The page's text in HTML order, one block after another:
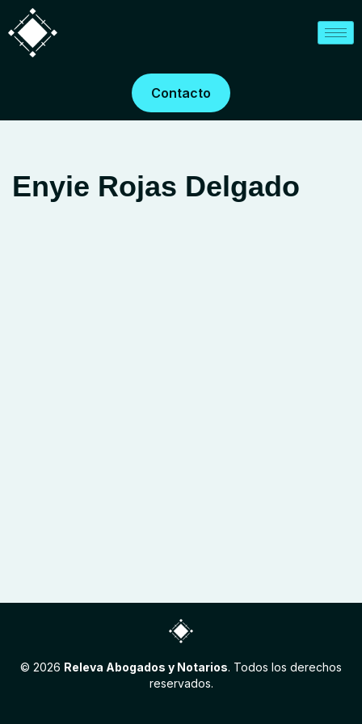
Saltar
Contacto
Enyie Rojas Delgado
© 2026 Releva Abogados y Notarios. Todos los derechos
reservados.